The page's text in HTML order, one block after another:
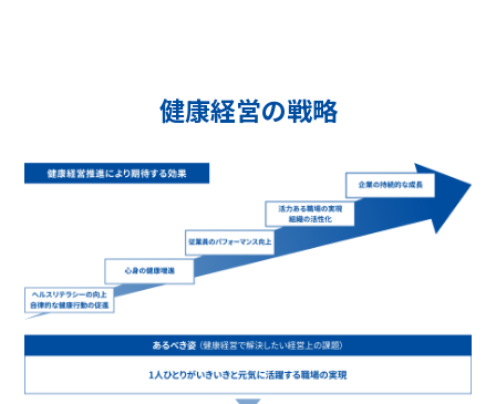
健康経営の戦略